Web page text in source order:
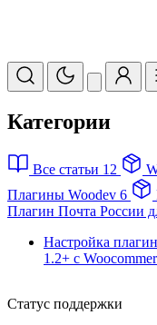
Категории
Все статьи 12
Плагины Woodev 6
Плагин Почта России
Настройка
1.2+ с
Статус поддержки